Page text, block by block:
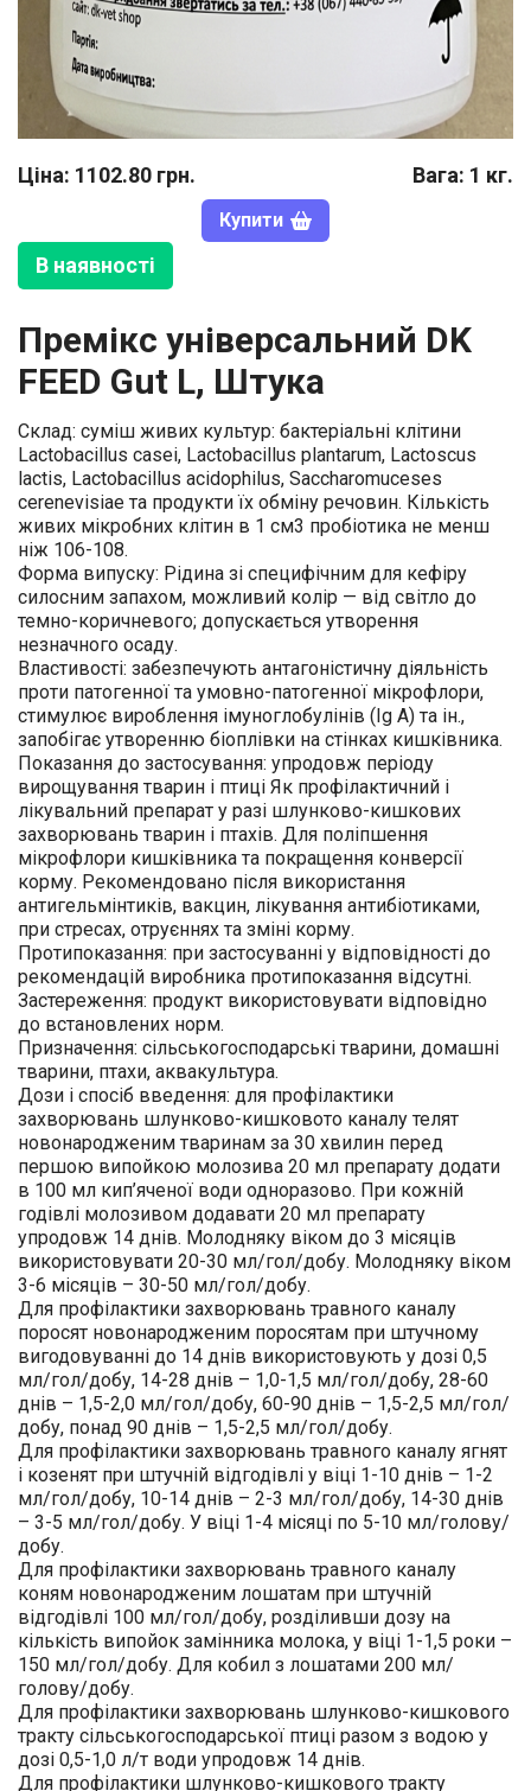
Ціна: 1102.80 грн. Вага: 1 кг.
Купити
В наявності
Премікс універсальний DK
FEED Gut L, Штука
Склад: суміш живих культур: бактеріальні клітини
Lactobacillus casei, Lactobacillus plantarum, Lactoscus
lactis, Lactobacillus acidophilus, Saccharomuceses
cerenevisiae та продукти їх обміну речовин. Кількість
живих мікробних клітин в 1 см3 пробіотика не менш
ніж 106-108.
Форма випуску: Рідина зі специфічним для кефіру
силосним запахом, можливий колір — від світло до
темно-коричневого; допускається утворення
незначного осаду.
Властивості: забезпечують антагоністичну діяльність
проти патогенної та умовно-патогенної мікрофлори,
стимулює вироблення імуноглобулінів (Ig A) та ін.,
запобігає утворенню біоплівки на стінках кишківника.
Показання до застосування: упродовж періоду
вирощування тварин і птиці Як профілактичний і
лікувальний препарат у разі шлунково-кишкових
захворювань тварин і птахів. Для поліпшення
мікрофлори кишківника та покращення конверсії
корму. Рекомендовано після використання
антигельмінтиків, вакцин, лікування антибіотиками,
при стресах, отруєннях та зміні корму.
Протипоказання: при застосуванні у відповідності до
рекомендацій виробника протипоказання відсутні.
Застереження: продукт використовувати відповідно
до встановлених норм.
Призначення: сільськогосподарські тварини, домашні
тварини, птахи, аквакультура.
Дози і спосіб введення: для профілактики
захворювань шлунково-кишковото каналу телят
новонародженим тваринам за 30 хвилин перед
першою випойкою молозива 20 мл препарату додати
в 100 мл кип’яченої води одноразово. При кожній
годівлі молозивом додавати 20 мл препарату
упродовж 14 днів. Молодняку віком до 3 місяців
використовувати 20-30 мл/гол/добу. Молодняку віком
3-6 місяців – 30-50 мл/гол/добу.
Для профілактики захворювань травного каналу
поросят новонародженим поросятам при штучному
вигодовуванні до 14 днів використовують у дозі 0,5
мл/гол/добу, 14-28 днів – 1,0-1,5 мл/гол/добу, 28-60
днів – 1,5-2,0 мл/гол/добу, 60-90 днів – 1,5-2,5 мл/гол/
добу, понад 90 днів – 1,5-2,5 мл/гол/добу.
Для профілактики захворювань травного каналу ягнят
і козенят при штучній відгодівлі у віці 1-10 днів – 1-2
мл/гол/добу, 10-14 днів – 2-3 мл/гол/добу, 14-30 днів
– 3-5 мл/гол/добу. У віці 1-4 місяці по 5-10 мл/голову/
добу.
Для профілактики захворювань травного каналу
коням новонародженим лошатам при штучній
відгодівлі 100 мл/гол/добу, розділивши дозу на
кількість випойок замінника молока, у віці 1-1,5 роки –
150 мл/гол/добу. Для кобил з лошатами 200 мл/
голову/добу.
Для профілактики захворювань шлунково-кишкового
тракту сільськогосподарської птиці разом з водою у
дозі 0,5-1,0 л/т води упродовж 14 днів.
Для профілактики шлунково-кишкового тракту